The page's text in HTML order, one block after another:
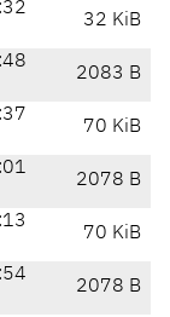
32 KiB
2083 B
70 KiB
2078 B
70 KiB
2078 B